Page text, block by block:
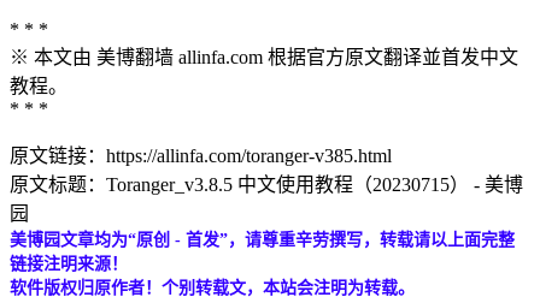
* * *
※ 本文由 美博翻墙 allinfa.com 根据官方原文翻译並首发中文
教程。
* * *
原文链接：https://allinfa.com/toranger-v385.html
原文标题：Toranger_v3.8.5 中文使用教程（20230715） - 美博
园
美博园文章均为“原创 - 首发”，请尊重辛劳撰写，转载请以上面完整
链接注明来源！
软件版权归原作者！个别转载文，本站会注明为转载。